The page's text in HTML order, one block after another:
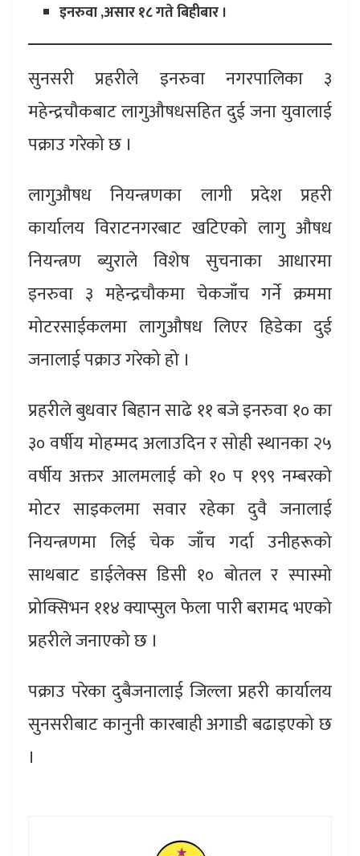
इनरुवा ,असार १८ गते बिहीबार ।
सुनसरी प्रहरीले इनरुवा नगरपालिका ३
महेन्द्रचौकबाट लागुऔषधसहित दुई जना युवालाई
पक्राउ गरेको छ ।
लागुऔषध नियन्त्रणका लागी प्रदेश प्रहरी
कार्यालय विराटनगरबाट खटिएको लागु औषध
नियन्त्रण ब्युराले विशेष सुचनाका आधारमा
इनरुवा ३ महेन्द्रचौकमा चेकजाँच गर्ने क्रममा
मोटरसाईकलमा लागुऔषध लिएर हिडेका दुई
जनालाई पक्राउ गरेको हो ।
प्रहरीले बुधवार बिहान साढे ११ बजे इनरुवा १० का
३० वर्षीय मोहम्मद अलाउदिन र सोही स्थानका २५
वर्षीय अक्तर आलमलाई को १० प १९९ नम्बरको
मोटर साइकलमा सवार रहेका दुवै जनालाई
नियन्त्रणमा लिई चेक जाँच गर्दा उनीहरूको
साथबाट डाईलेक्स डिसी १० बोतल र स्पास्मो
प्रोक्सिभन ११४ क्याप्सुल फेला पारी बरामद भएको
प्रहरीले जनाएको छ ।
पक्राउ परेका दुबैजनालाई जिल्ला प्रहरी कार्यालय
सुनसरीबाट कानुनी कारबाही अगाडी बढाइएको छ
।